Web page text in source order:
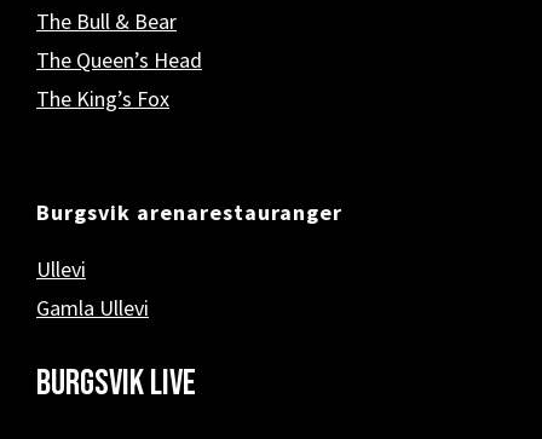
The Bull & Bear
The Queen’s Head
The King’s Fox
Burgsvik arenarestauranger
Ullevi
Gamla Ullevi
Burgsvik Live